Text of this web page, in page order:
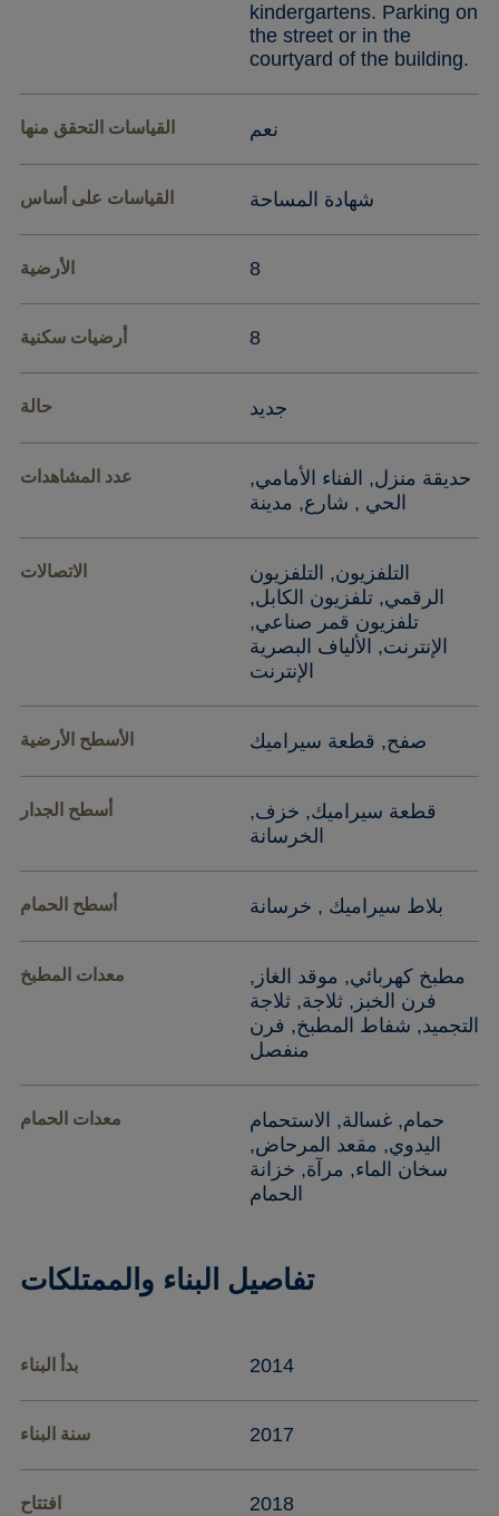
kindergartens. Parking on
the street or in the
courtyard of the building.
القياسات التحقق منها نعم
القياسات على أساس شهادة المساحة
الأرضية 8
أرضيات سكنية 8
حالة جديد
عدد المشاهدات
حديقة منزل, الفناء الأمامي,
الحي , شارع, مدينة
الاتصالات
التلفزيون, التلفزيون
الرقمي, تلفزيون الكابل,
تلفزيون قمر صناعي,
الإنترنت, الألياف البصرية
الإنترنت
الأسطح الأرضية صفح, قطعة سيراميك
أسطح الجدار
قطعة سيراميك, خزف,
الخرسانة
أسطح الحمام بلاط سيراميك , خرسانة
معدات المطبخ
مطبخ كهربائي, موقد الغاز,
فرن الخبز, ثلاجة, ثلاجة
التجميد, شفاط المطبخ, فرن
منفصل
معدات الحمام
حمام, غسالة, الاستحمام
اليدوي, مقعد المرحاض,
سخان الماء, مرآة, خزانة
الحمام
تفاصيل البناء والممتلكات
بدأ البناء 2014
سنة البناء 2017
افتتاح 2018